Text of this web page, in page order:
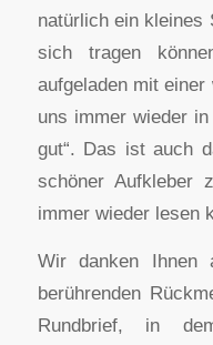
natürlich ein kleines
sich tragen
aufgeladen mit einer
uns immer wieder
gut“. Das ist auch
schöner
immer wieder lesen
Wir danken
berührenden
Rundbrief, in